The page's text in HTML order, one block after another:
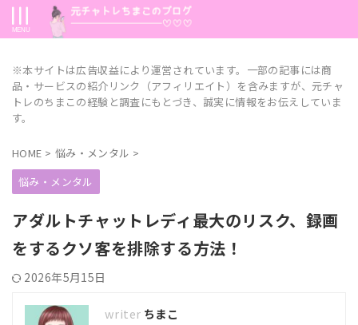
※本サイトは広告収益により運営されています。一部の記事には商
品・サービスの紹介リンク（アフィリエイト）を含みますが、元チャ
トレのちまこの経験と調査にもとづき、誠実に情報をお伝えしていま
す。
HOME > 悩み・メンタル >
悩み・メンタル
アダルトチャットレディ最大のリスク、録画
をするクソ客を排除する方法！
2026年5月15日
ちまこ